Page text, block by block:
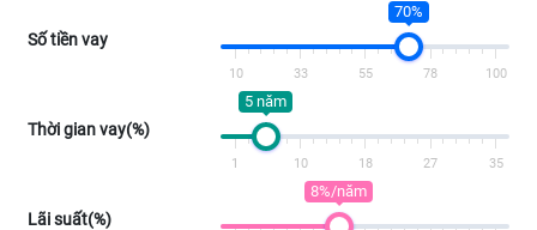
Số tiền vay
70%
10 33 55 78 100
Thời gian vay(%)
5 năm
1 10 18 27 35
Lãi suất(%)
8%/năm